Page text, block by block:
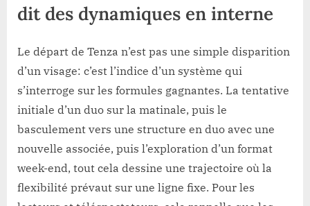
dit des dynamiques en interne
Le départ de Tenza n’est pas une simple disparition
d’un visage: c’est l’indice d’un système qui
s’interroge sur les formules gagnantes. La tentative
initiale d’un duo sur la matinale, puis le
basculement vers une structure en duo avec une
nouvelle associée, puis l’exploration d’un format
week-end, tout cela dessine une trajectoire où la
flexibilité prévaut sur une ligne fixe. Pour les